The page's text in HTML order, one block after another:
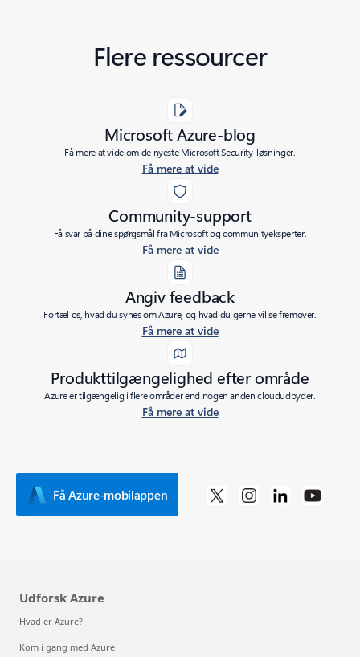
Flere ressourcer
Microsoft Azure-blog
Få mere at vide om de nyeste Microsoft Security-løsninger.
Få mere at vide
Community-support
Få svar på dine spørgsmål fra Microsoft og communityeksperter.
Få mere at vide
Angiv feedback
Fortæl os, hvad du synes om Azure, og hvad du gerne vil se fremover.
Få mere at vide
Produkttilgængelighed efter område
Azure er tilgængelig i flere områder end nogen anden cloududbyder.
Få mere at vide
Få Azure-mobilappen
Udforsk Azure
Hvad er Azure?
Kom i gang med Azure